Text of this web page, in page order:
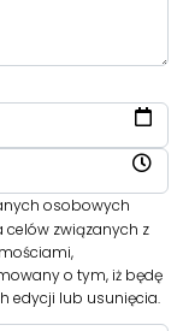
osobowych
celów związanych z
o tym, iż będę
edycji lub usunięcia.